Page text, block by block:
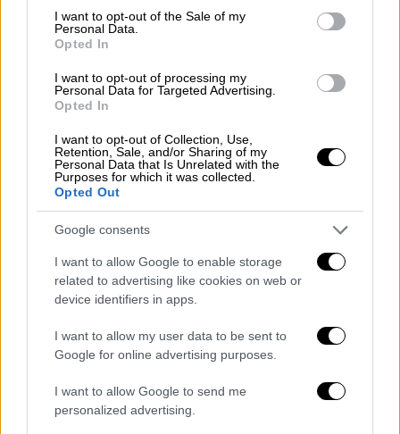
consent section.
I want to opt-out of the Sale of my
Personal Data.
Opted In
I want to opt-out of processing my
Personal Data for Targeted Advertising.
Opted In
I want to opt-out of Collection, Use,
Retention, Sale, and/or Sharing of my
Personal Data that Is Unrelated with the
Purposes for which it was collected.
Opted Out
Google consents
I want to allow Google to enable storage
related to advertising like cookies on web or
device identifiers in apps.
I want to allow my user data to be sent to
Google for online advertising purposes.
I want to allow Google to send me
personalized advertising.
Ελλάδα|03.12.2025 22:17
Κλιμακώνουν τις κινητοποιήσεις οι
αγρότες και ενισχύουν τα μπλόκα – Σε
πολιορκία τα τελωνεία
Οι αγρότες δηλώνουν αποφασισμένοι να
συνεχίσουν τις κινητοποιήσεις τους, έως
ότου ικανοποιηθούν τα αιτήματά τους – Οι
κυκλοφοριακές ρυθμίσεις